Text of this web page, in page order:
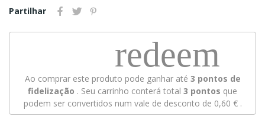
Partilhar
redeem
Ao comprar este produto pode ganhar até 3 pontos de
fidelização . Seu carrinho conterá total 3 pontos que
podem ser convertidos num vale de desconto de 0,60 €.